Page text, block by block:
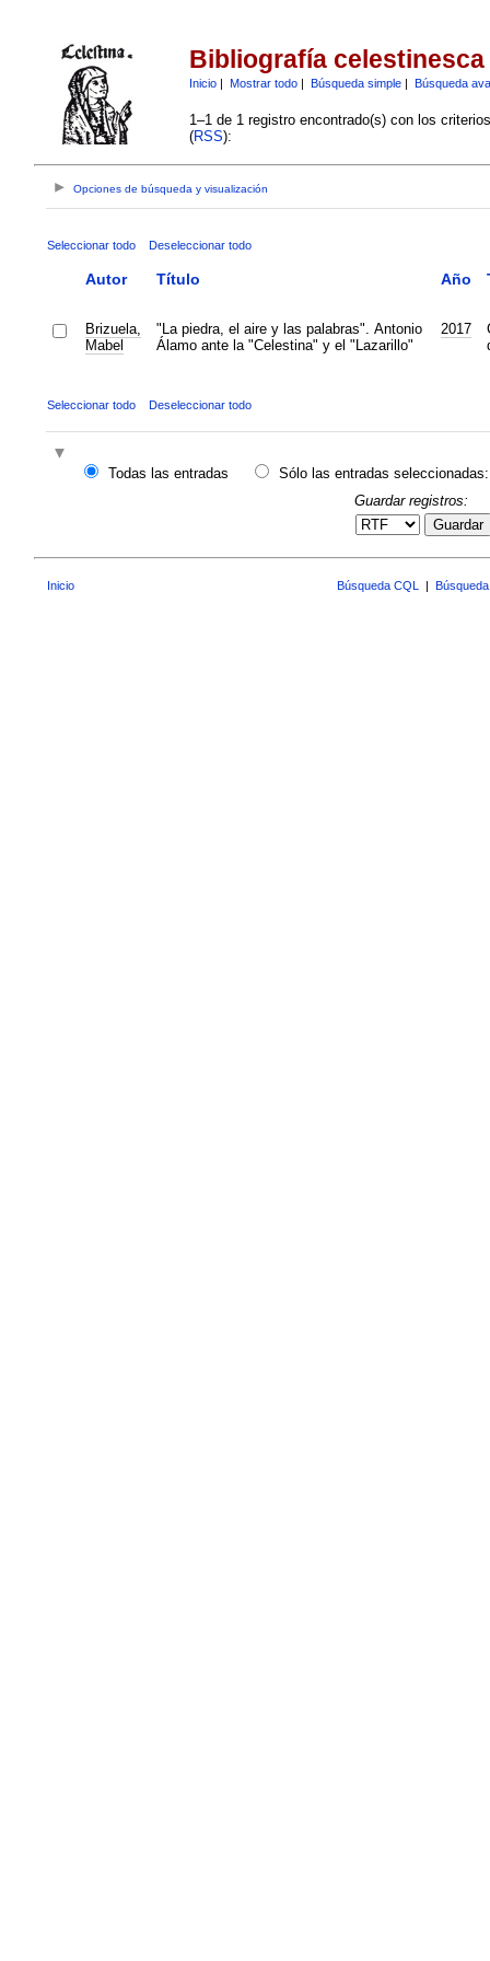
Bibliografía celestinesca
Inicio| Mostrar todo| Búsqueda simple| Búsqueda
1–1 de 1 registro encontrado(s) con los
(RSS):
Opciones de búsqueda y visualización
Seleccionar todo Deseleccionar todo
Autor Título Año
Brizuela,
Mabel
"La piedra, el aire y las palabras". Antonio
Álamo ante la "Celestina" y el "Lazarillo"
2017
Seleccionar todo Deseleccionar todo
Todas las entradas
Sólo las entradas seleccionadas:
Guardar registros:
Guardar
Inicio Búsqueda CQL